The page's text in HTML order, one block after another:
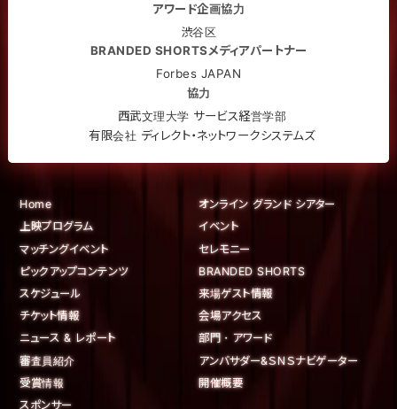
アワード企画協力
渋谷区
BRANDED SHORTSメディアパートナー
Forbes JAPAN
協力
西武文理大学 サービス経営学部
有限会社 ディレクト・ネットワークシステムズ
Home
オンライン グランド シアター
上映プログラム
イベント
マッチングイベント
セレモニー
ピックアップコンテンツ
BRANDED SHORTS
スケジュール
来場ゲスト情報
チケット情報
会場アクセス
ニュース & レポート
部門・アワード
審査員紹介
アンバサダー&ＳＮＳナビゲーター
受賞情報
開催概要
スポンサー